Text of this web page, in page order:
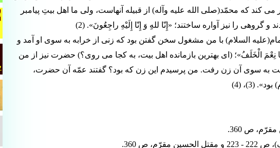
كند كه محمّد(صلى الله عليه وآله) از قبيله آنهاست، ولى ما اهل بيتِ پيامبر
و گروهى را نيز آواره ساختند؛ «إِنّا للهِِ وَ إِنّا إِلَيْهِ راجِعُونَ». (2)
السلام) با من مشغول سخن گفتن بود كه زنى از خرابه به سوى او آمد و
نِعْمَ الْخَلَفُ»؛ (اى بهترين بازمانده اهل بيت، به كجا مى روى؟) حضرت نيز از من
به سوى آن زن رفت. من پرسيدم اين زن كه بود؟ گفتند عمّه آن حضرت،
(3)، (4)